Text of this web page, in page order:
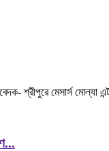
শ্রীপুরে মেসার্স মোল্যা